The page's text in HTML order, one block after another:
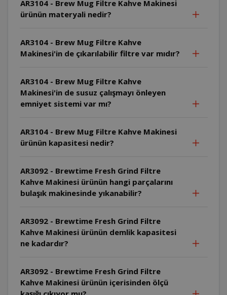
AR3104 - Brew Mug Filtre Kahve Makinesi
ürünün materyali nedir?
AR3104 - Brew Mug Filtre Kahve
Makinesi'in de çıkarılabilir filtre var mıdır?
AR3104 - Brew Mug Filtre Kahve
Makinesi'in de susuz çalışmayı önleyen
emniyet sistemi var mı?
AR3104 - Brew Mug Filtre Kahve Makinesi
ürünün kapasitesi nedir?
AR3092 - Brewtime Fresh Grind Filtre
Kahve Makinesi ürünün hangi parçalarını
bulaşık makinesinde yıkanabilir?
AR3092 - Brewtime Fresh Grind Filtre
Kahve Makinesi ürünün demlik kapasitesi
ne kadardır?
AR3092 - Brewtime Fresh Grind Filtre
Kahve Makinesi ürünün içerisinden ölçü